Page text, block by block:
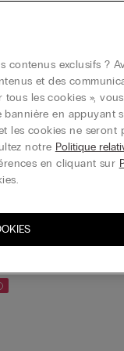
longues avec
avec cachemire ultra-
contenus exclusifs ?
et des
les cookies »,
bannière en appuyant
les cookies ne seront
notre Politique
en cliquant sur